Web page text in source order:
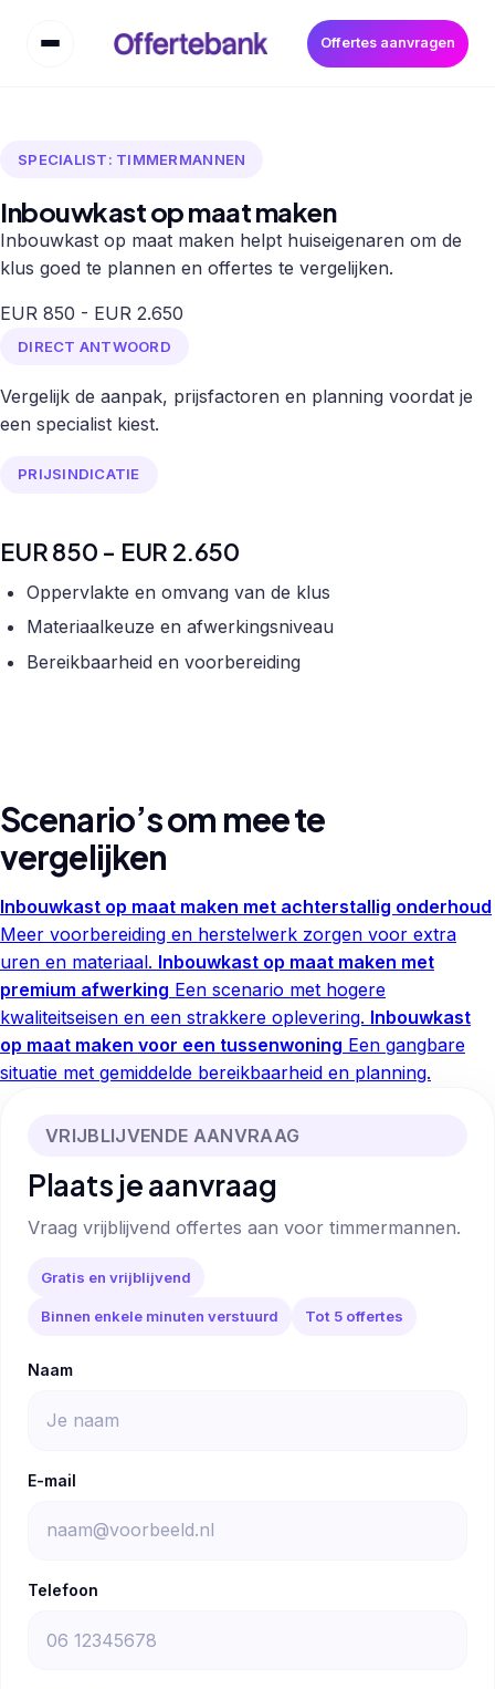
Offertes aanvragen
SPECIALIST: TIMMERMANNEN
Inbouwkast op maat maken
Inbouwkast op maat maken helpt huiseigenaren om de
klus goed te plannen en offertes te vergelijken.
EUR 850 - EUR 2.650
DIRECT ANTWOORD
Vergelijk de aanpak, prijsfactoren en planning voordat je
een specialist kiest.
PRIJSINDICATIE
EUR 850 - EUR 2.650
Oppervlakte en omvang van de klus
Materiaalkeuze en afwerkingsniveau
Bereikbaarheid en voorbereiding
Scenario’s om mee te
vergelijken
Inbouwkast op maat maken met achterstallig onderhoud
Meer voorbereiding en herstelwerk zorgen voor extra
uren en materiaal. Inbouwkast op maat maken met
premium afwerking Een scenario met hogere
kwaliteitseisen en een strakkere oplevering. Inbouwkast
op maat maken voor een tussenwoning Een gangbare
situatie met gemiddelde bereikbaarheid en planning.
VRIJBLIJVENDE AANVRAAG
Plaats je aanvraag
Vraag vrijblijvend offertes aan voor timmermannen.
Gratis en vrijblijvend
Binnen enkele minuten verstuurd Tot 5 offertes
Naam
E-mail
Telefoon